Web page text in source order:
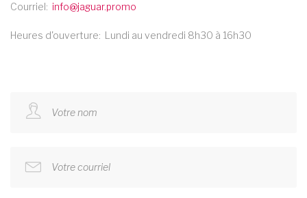
Courriel info@jaguar.promo
Heures d'ouverture Lundi au vendredi 8h30 à 16h30
Votre nom
Votre courriel